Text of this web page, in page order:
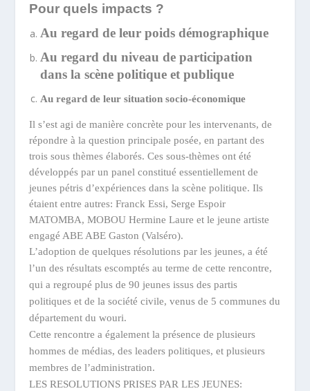
Pour quels impacts ?
Au regard de leur poids démographique
Au regard du niveau de participation
dans la scène politique et publique
Au regard de leur situation socio-économique
Il s’est agi de manière concrète pour les intervenants, de
répondre à la question principale posée, en partant des
trois sous thèmes élaborés. Ces sous-thèmes ont été
développés par un panel constitué essentiellement de
jeunes pétris d’expériences dans la scène politique. Ils
étaient entre autres: Franck Essi, Serge Espoir
MATOMBA, MOBOU Hermine Laure et le jeune artiste
engagé ABE ABE Gaston (Valséro).
L’adoption de quelques résolutions par les jeunes, a été
l’un des résultats escomptés au terme de cette rencontre,
qui a regroupé plus de 90 jeunes issus des partis
politiques et de la société civile, venus de 5 communes du
département du wouri.
Cette rencontre a également la présence de plusieurs
hommes de médias, des leaders politiques, et plusieurs
membres de l’administration.
LES RESOLUTIONS PRISES PAR LES JEUNES: